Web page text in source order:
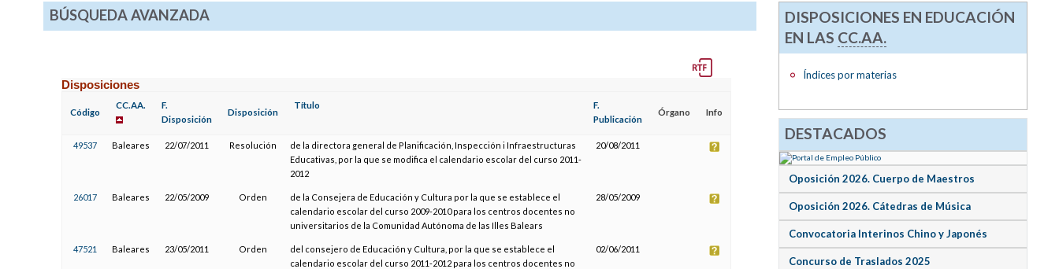
BÚSQUEDA AVANZADA
Disposiciones
Código
CC.AA.
F.
Disposición
Disposición
Título
F.
Publicación
Órgano Info
49537 Baleares 22/07/2011 Resolución
de la directora general de Planificación, Inspección i Infraestructuras
Educativas, por la que se modifica el calendario escolar del curso 2011-
2012
20/08/2011
26017 Baleares 22/05/2009 Orden
de la Consejera de Educación y Cultura por la que se establece el
calendario escolar del curso 2009-2010 para los centros docentes no
universitarios de la Comunidad Autónoma de las Illes Balears
28/05/2009
47521 Baleares 23/05/2011 Orden
del consejero de Educación y Cultura, por la que se establece el
calendario escolar del curso 2011-2012 para los centros docentes no
02/06/2011
DISPOSICIONES EN EDUCACIÓN
EN LAS CC.AA.
Índices por materias
DESTACADOS
Oposición 2026. Cuerpo de Maestros
Oposición 2026. Cátedras de Música
Convocatoria Interinos Chino y Japonés
Concurso de Traslados 2025